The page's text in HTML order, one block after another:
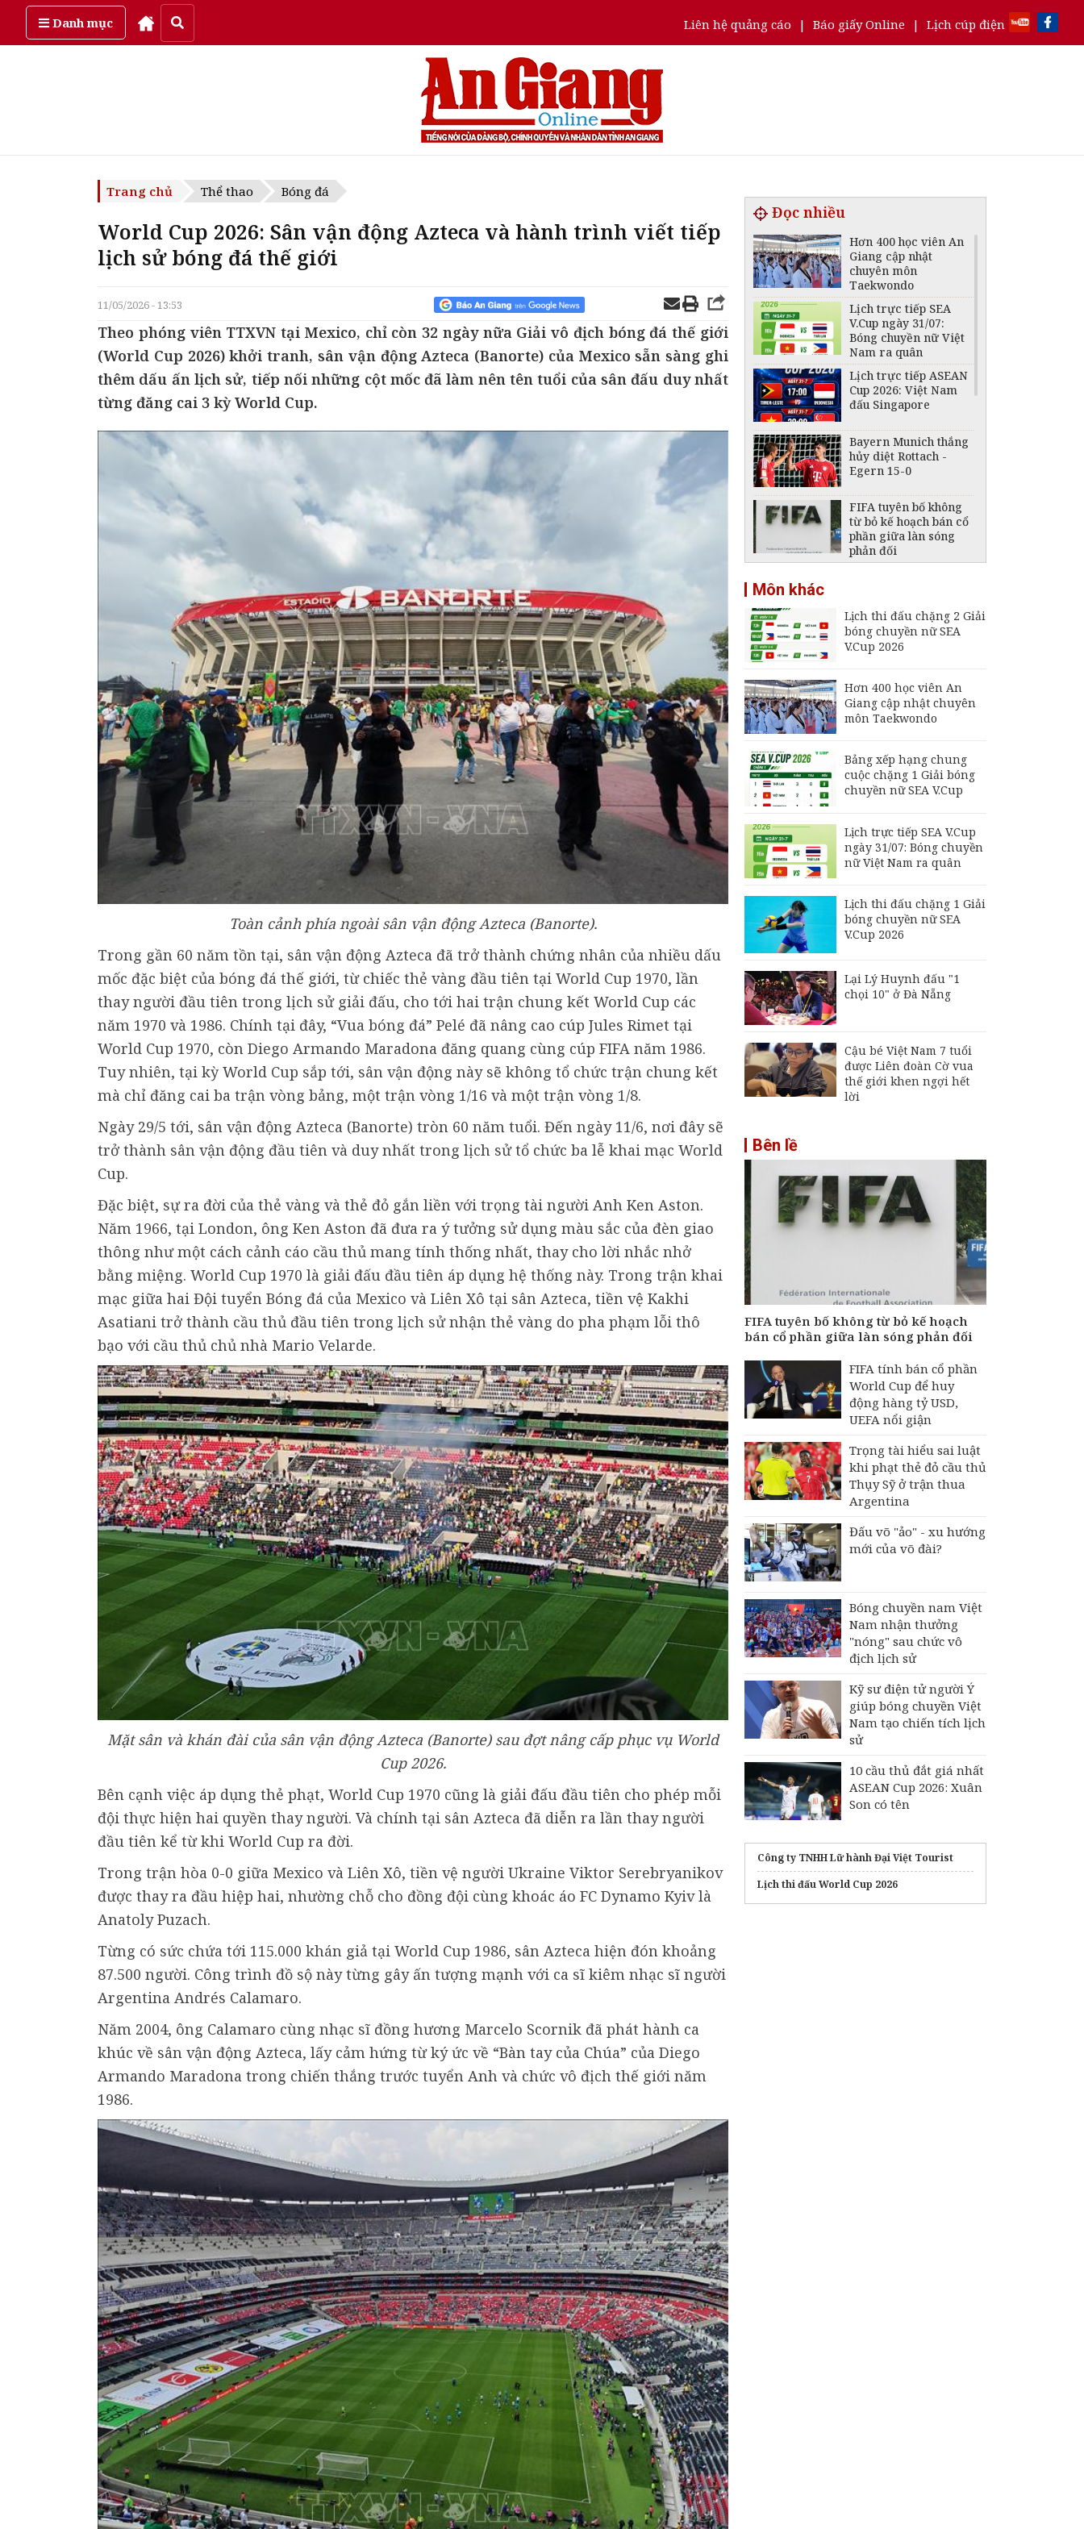
Danh mục Liên hệ quảng cáo | Báo giấy Online | Lịch cúp điện
Thứ năm, ngày 6/08/2026
Trang chủ Thể thao Bóng đá
World Cup 2026: Sân vận động Azteca và hành trình viết tiếp
lịch sử bóng đá thế giới
11/05/2026 - 13:53
Theo phóng viên TTXVN tại Mexico, chỉ còn 32 ngày nữa Giải vô địch bóng đá thế giới
(World Cup 2026) khởi tranh, sân vận động Azteca (Banorte) của Mexico sẵn sàng ghi
thêm dấu ấn lịch sử, tiếp nối những cột mốc đã làm nên tên tuổi của sân đấu duy nhất
từng đăng cai 3 kỳ World Cup.
Toàn cảnh phía ngoài sân vận động Azteca (Banorte).
Trong gần 60 năm tồn tại, sân vận động Azteca đã trở thành chứng nhân của nhiều dấu
mốc đặc biệt của bóng đá thế giới, từ chiếc thẻ vàng đầu tiên tại World Cup 1970, lần
thay người đầu tiên trong lịch sử giải đấu, cho tới hai trận chung kết World Cup các
năm 1970 và 1986. Chính tại đây, “Vua bóng đá” Pelé đã nâng cao cúp Jules Rimet tại
World Cup 1970, còn Diego Armando Maradona đăng quang cùng cúp FIFA năm 1986.
Tuy nhiên, tại kỳ World Cup sắp tới, sân vận động này sẽ không tổ chức trận chung kết
mà chỉ đăng cai ba trận vòng bảng, một trận vòng 1/16 và một trận vòng 1/8.
Ngày 29/5 tới, sân vận động Azteca (Banorte) tròn 60 năm tuổi. Đến ngày 11/6, nơi đây sẽ
trở thành sân vận động đầu tiên và duy nhất trong lịch sử tổ chức ba lễ khai mạc World
Cup.
Đặc biệt, sự ra đời của thẻ vàng và thẻ đỏ gắn liền với trọng tài người Anh Ken Aston.
Năm 1966, tại London, ông Ken Aston đã đưa ra ý tưởng sử dụng màu sắc của đèn giao
thông như một cách cảnh cáo cầu thủ mang tính thống nhất, thay cho lời nhắc nhở
bằng miệng. World Cup 1970 là giải đấu đầu tiên áp dụng hệ thống này. Trong trận khai
mạc giữa hai Đội tuyển Bóng đá của Mexico và Liên Xô tại sân Azteca, tiền vệ Kakhi
Asatiani trở thành cầu thủ đầu tiên trong lịch sử nhận thẻ vàng do pha phạm lỗi thô
bạo với cầu thủ chủ nhà Mario Velarde.
Mặt sân và khán đài của sân vận động Azteca (Banorte) sau đợt nâng cấp phục vụ World
Cup 2026.
Bên cạnh việc áp dụng thẻ phạt, World Cup 1970 cũng là giải đấu đầu tiên cho phép mỗi
đội thực hiện hai quyền thay người. Và chính tại sân Azteca đã diễn ra lần thay người
đầu tiên kể từ khi World Cup ra đời.
Trong trận hòa 0-0 giữa Mexico và Liên Xô, tiền vệ người Ukraine Viktor Serebryanikov
được thay ra đầu hiệp hai, nhường chỗ cho đồng đội cùng khoác áo FC Dynamo Kyiv là
Anatoly Puzach.
Từng có sức chứa tới 115.000 khán giả tại World Cup 1986, sân Azteca hiện đón khoảng
87.500 người. Công trình đồ sộ này từng gây ấn tượng mạnh với ca sĩ kiêm nhạc sĩ người
Argentina Andrés Calamaro.
Năm 2004, ông Calamaro cùng nhạc sĩ đồng hương Marcelo Scornik đã phát hành ca
khúc về sân vận động Azteca, lấy cảm hứng từ ký ức về “Bàn tay của Chúa” của Diego
Armando Maradona trong chiến thắng trước tuyển Anh và chức vô địch thế giới năm
1986.
Đọc nhiều
Hơn 400 học viên An
Giang cập nhật
chuyên môn
Taekwondo
Lịch trực tiếp SEA
V.Cup ngày 31/07:
Bóng chuyền nữ Việt
Nam ra quân
Lịch trực tiếp ASEAN
Cup 2026: Việt Nam
đấu Singapore
Bayern Munich thắng
hủy diệt Rottach -
Egern 15-0
FIFA tuyên bố không
từ bỏ kế hoạch bán cổ
phần giữa làn sóng
phản đối
cơ hội chiếm ngôi đầu
Lịch trực tiếp ASEAN
Cup 2026 ngày 3/8:
Nam
Lịch trực tiếp ASEAN
Cup 2026 ngày 4/8:
Lan
Đội tuyển Futsal Việt
Nam gây bất ngờ
Bảng xếp hạng chung
cuộc chặng 1 Giải
bóng chuyền nữ SEA
Môn khác
Lịch thi đấu chặng 2 Giải
bóng chuyền nữ SEA
V.Cup 2026
Hơn 400 học viên An
Giang cập nhật chuyên
môn Taekwondo
Bảng xếp hạng chung
cuộc chặng 1 Giải bóng
chuyền nữ SEA V.Cup
Lịch trực tiếp SEA V.Cup
ngày 31/07: Bóng chuyền
nữ Việt Nam ra quân
Lịch thi đấu chặng 1 Giải
bóng chuyền nữ SEA
V.Cup 2026
Lại Lý Huynh đấu "1
chọi 10" ở Đà Nẵng
Cậu bé Việt Nam 7 tuổi
được Liên đoàn Cờ vua
thế giới khen ngợi hết
lời
Bên lề
FIFA tuyên bố không từ bỏ kế hoạch
bán cổ phần giữa làn sóng phản đối
FIFA tính bán cổ phần
World Cup để huy
động hàng tỷ USD,
UEFA nổi giận
Trọng tài hiểu sai luật
khi phạt thẻ đỏ cầu thủ
Thụy Sỹ ở trận thua
Argentina
Đấu võ "ảo" - xu hướng
mới của võ đài?
Bóng chuyền nam Việt
Nam nhận thưởng
"nóng" sau chức vô
địch lịch sử
Kỹ sư điện tử người Ý
giúp bóng chuyền Việt
Nam tạo chiến tích lịch
sử
10 cầu thủ đắt giá nhất
ASEAN Cup 2026: Xuân
Son có tên
Công ty TNHH Lữ hành Đại Việt Tourist
Lịch thi đấu World Cup 2026